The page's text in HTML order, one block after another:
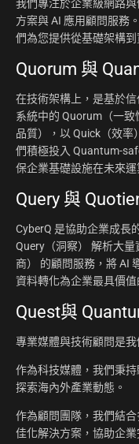
我們專注於企業級網路
方案與 AI 應用顧問服務
們為您提供從基礎架構
Quorum 與
在技術架構上，是基於
系統中的 Quorum（一致
品質），以 Quick（效率
們積極投入 Quantum-
保企業基礎設施在未來
Query 與
CyberQ 是協助企業成長
Query（洞察） 解析大
商） 的顧問服務，將 AI
資料轉化為企業最具價值
Quest與
專業媒體與技術顧問是我
作為科技媒體，我們秉
探索海內外產業動態。
作為顧問團隊，我們結
佳化解決方案，協助企